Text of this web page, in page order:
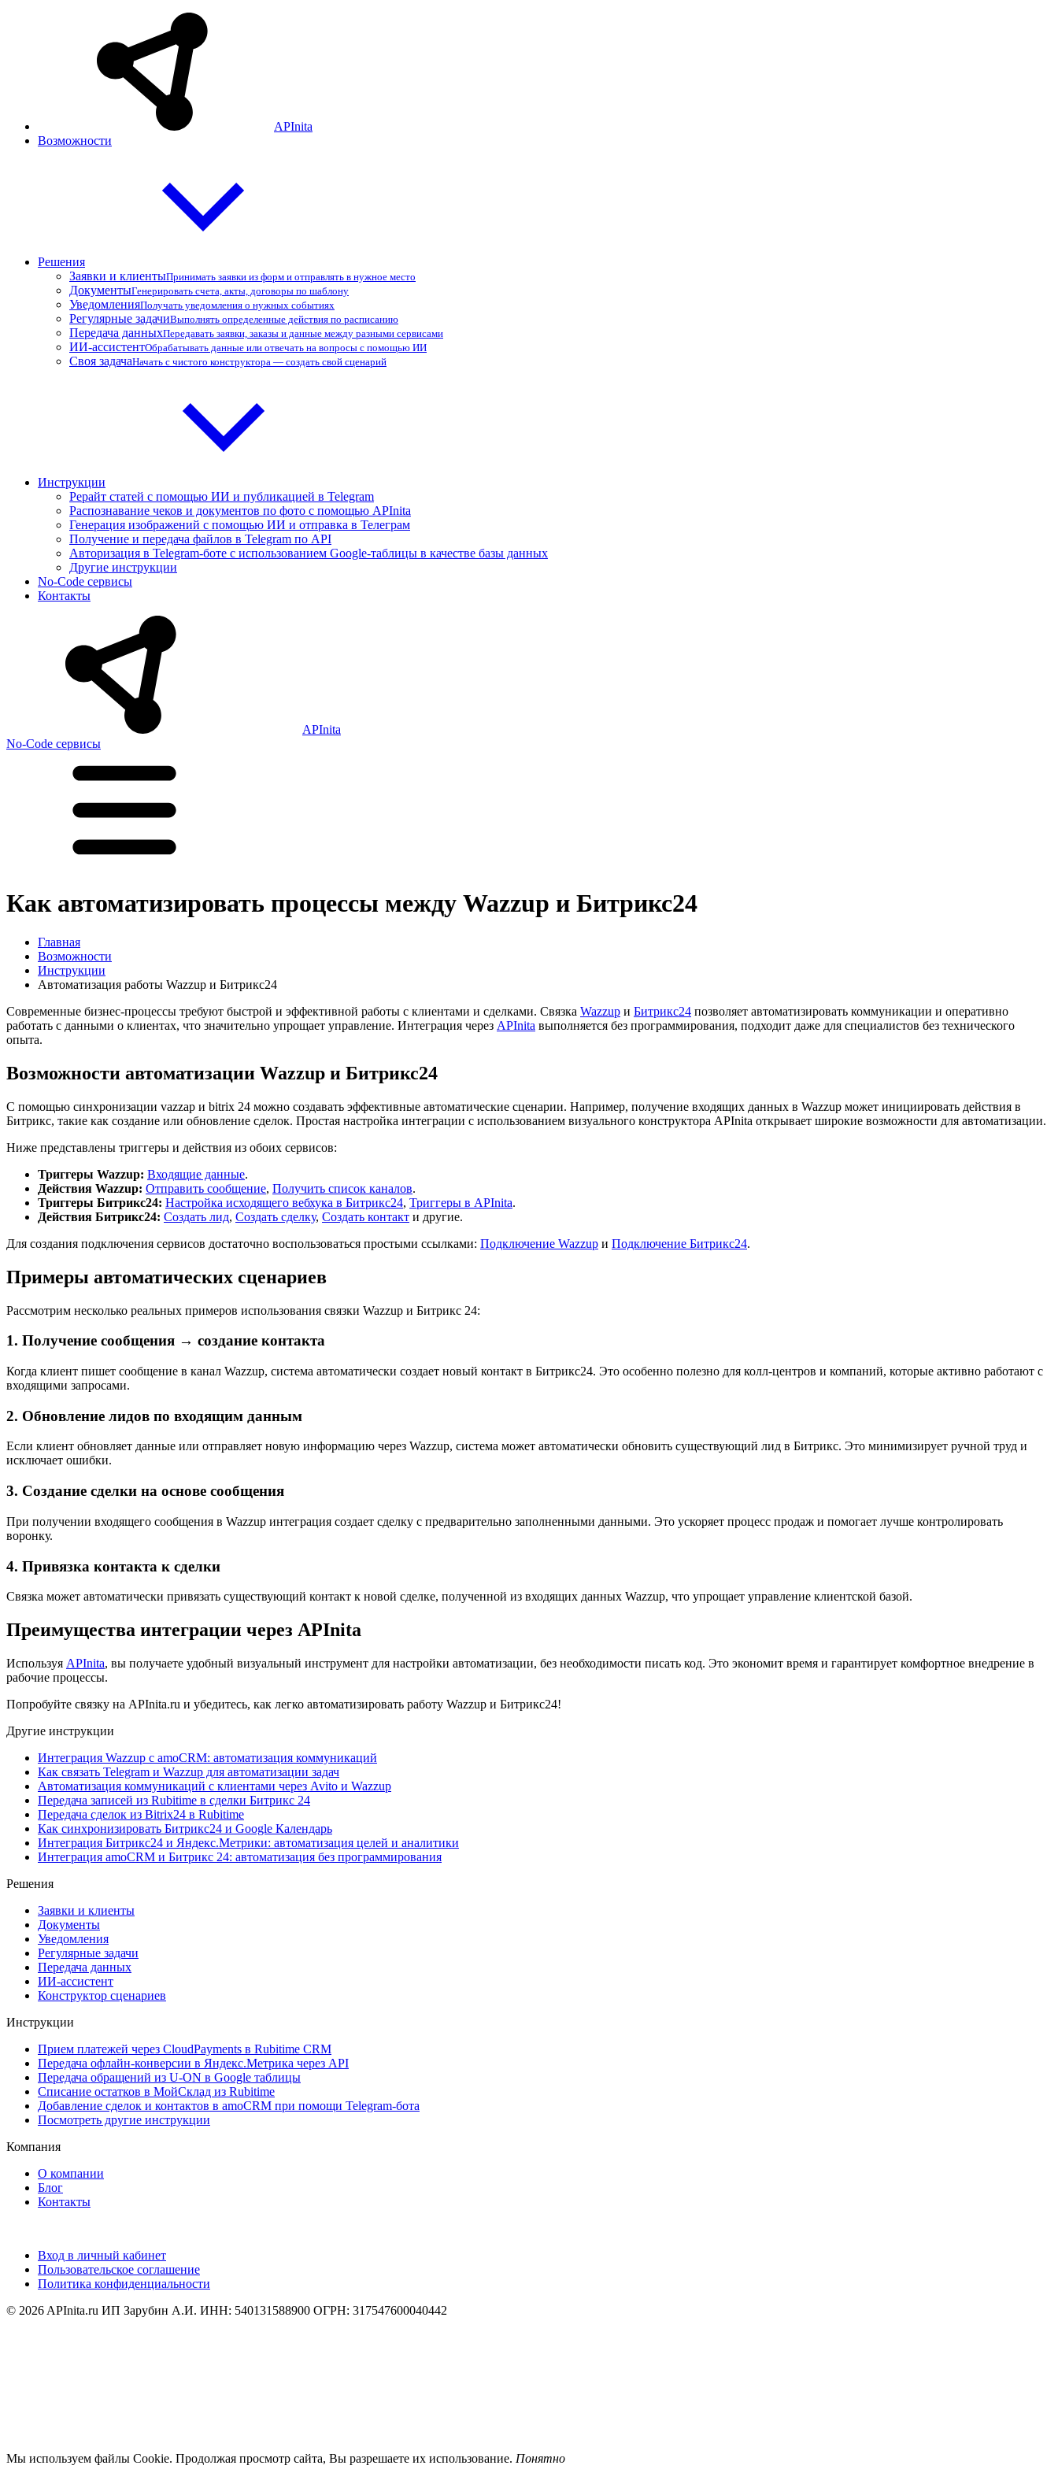
APInita
Возможности
Решения
Заявки и клиентыПринимать заявки из форм и отправлять в нужное место
ДокументыГенерировать счета, акты, договоры по шаблону
УведомленияПолучать уведомления о нужных событиях
Регулярные задачиВыполнять определенные действия по расписанию
Передача данныхПередавать заявки, заказы и данные между разными сервисами
ИИ-ассистентОбрабатывать данные или отвечать на вопросы с помощью ИИ
Своя задачаНачать с чистого конструктора — создать свой сценарий
Инструкции
Рерайт статей с помощью ИИ и публикацией в Telegram
Распознавание чеков и документов по фото с помощью APInita
Генерация изображений с помощью ИИ и отправка в Телеграм
Получение и передача файлов в Telegram по API
Авторизация в Telegram-боте с использованием Google-таблицы в качестве базы данных
Другие инструкции
No-Code сервисы
Контакты
APInita
No-Code сервисы
Как автоматизировать процессы между Wazzup и Битрикс24
Главная
Возможности
Инструкции
Автоматизация работы Wazzup и Битрикс24
Современные бизнес-процессы требуют быстрой и эффективной работы с клиентами и сделками. Связка Wazzup и Битрикс24 позволяет автоматизировать коммуникации и оперативно
работать с данными о клиентах, что значительно упрощает управление. Интеграция через APInita выполняется без программирования, подходит даже для специалистов без технического
опыта.
Возможности автоматизации Wazzup и Битрикс24
С помощью синхронизации vazzap и bitrix 24 можно создавать эффективные автоматические сценарии. Например, получение входящих данных в Wazzup может инициировать действия в
Битрикс, такие как создание или обновление сделок. Простая настройка интеграции с использованием визуального конструктора APInita открывает широкие возможности для автоматизации.
Ниже представлены триггеры и действия из обоих сервисов:
Триггеры Wazzup: Входящие данные.
Действия Wazzup: Отправить сообщение, Получить список каналов.
Триггеры Битрикс24: Настройка исходящего вебхука в Битрикс24, Триггеры в APInita.
Действия Битрикс24: Создать лид, Создать сделку, Создать контакт и другие.
Для создания подключения сервисов достаточно воспользоваться простыми ссылками: Подключение Wazzup и Подключение Битрикс24.
Примеры автоматических сценариев
Рассмотрим несколько реальных примеров использования связки Wazzup и Битрикс 24:
1. Получение сообщения → создание контакта
Когда клиент пишет сообщение в канал Wazzup, система автоматически создает новый контакт в Битрикс24. Это особенно полезно для колл-центров и компаний, которые активно работают с
входящими запросами.
2. Обновление лидов по входящим данным
Если клиент обновляет данные или отправляет новую информацию через Wazzup, система может автоматически обновить существующий лид в Битрикс. Это минимизирует ручной труд и
исключает ошибки.
3. Создание сделки на основе сообщения
При получении входящего сообщения в Wazzup интеграция создает сделку с предварительно заполненными данными. Это ускоряет процесс продаж и помогает лучше контролировать
воронку.
4. Привязка контакта к сделки
Связка может автоматически привязать существующий контакт к новой сделке, полученной из входящих данных Wazzup, что упрощает управление клиентской базой.
Преимущества интеграции через APInita
Используя APInita, вы получаете удобный визуальный инструмент для настройки автоматизации, без необходимости писать код. Это экономит время и гарантирует комфортное внедрение в
рабочие процессы.
Попробуйте связку на APInita.ru и убедитесь, как легко автоматизировать работу Wazzup и Битрикс24!
Другие инструкции
Интеграция Wazzup с amoCRM: автоматизация коммуникаций
Как связать Telegram и Wazzup для автоматизации задач
Автоматизация коммуникаций с клиентами через Avito и Wazzup
Передача записей из Rubitime в сделки Битрикс 24
Передача сделок из Bitrix24 в Rubitime
Как синхронизировать Битрикс24 и Google Календарь
Интеграция Битрикс24 и Яндекс.Метрики: автоматизация целей и аналитики
Интеграция amoCRM и Битрикс 24: автоматизация без программирования
Решения
Заявки и клиенты
Документы
Уведомления
Регулярные задачи
Передача данных
ИИ-ассистент
Конструктор сценариев
Инструкции
Прием платежей через CloudPayments в Rubitime CRM
Передача офлайн-конверсии в Яндекс.Метрика через API
Передача обращений из U-ON в Google таблицы
Списание остатков в МойСклад из Rubitime
Добавление сделок и контактов в amoCRM при помощи Telegram-бота
Посмотреть другие инструкции
Компания
О компании
Блог
Контакты
Вход в личный кабинет
Пользовательское соглашение
Политика конфиденциальности
© 2026 APInita.ru ИП Зарубин А.И. ИНН: 540131588900 ОГРН: 317547600040442
Мы используем файлы Cookie. Продолжая просмотр сайта, Вы разрешаете их использование. Понятно